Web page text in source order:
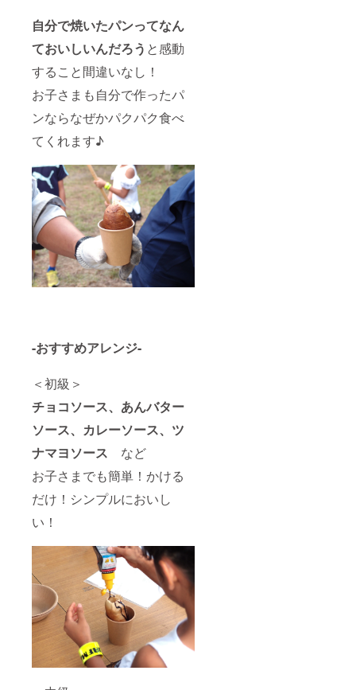
自分で焼いたパンってなん
ておいしいんだろう と感動
すること間違いなし！
お子さまも自分で作ったパ
ンならなぜかパクパク食べ
てくれます♪
-おすすめアレンジ-
＜初級＞
チョコソース、あんバター
ソース、カレーソース、ツ
ナマヨソース など
お子さまでも簡単！かける
だけ！シンプルにおいし
い！